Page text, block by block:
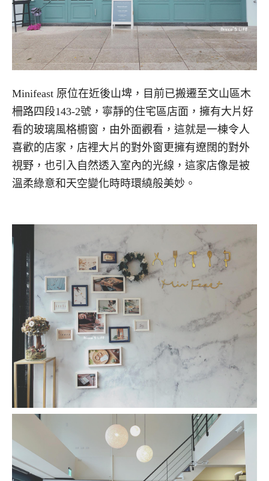
Minifeast 原位在近後山埤，目前已搬遷至文山區木
柵路四段143-2號，寧靜的住宅區店面，擁有大片好
看的玻璃風格櫥窗，由外面觀看，這就是一棟令人
喜歡的店家，店裡大片的對外窗更擁有遼闊的對外
視野，也引入自然透入室內的光線，這家店像是被
溫柔綠意和天空變化時時環繞般美妙。